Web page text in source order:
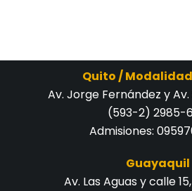
Quito /
Av. Jorge Fernández y
(593-2) 2985-
Admisiones:
Guayaquil
Av. Las Aguas y calle